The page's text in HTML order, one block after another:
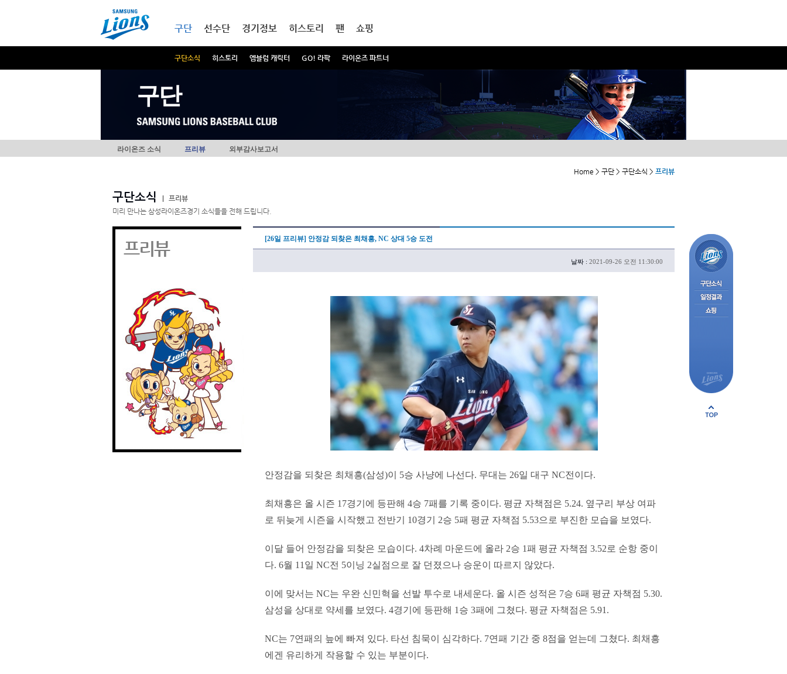
구단
구단소식 히스토리 엠블럼 캐릭터 GO! 라팍 라이온즈 파트너
선수단 경기정보 히스토리 팬 쇼핑
구단
라이온즈 소식 프리뷰 외부감사보고서
Home > 구단 > 구단소식 > 프리뷰
구단소식
프리뷰
미리 만나는 삼성라이온즈경기 소식들을 전해 드립니다.
프리뷰 [26일 프리뷰] 안정감 되찾은 최채흥, NC 상대 5승 도전
날짜 : 2021-09-26 오전 11:30:00
안정감을 되찾은 최채흥(삼성)이 5승 사냥에 나선다. 무대는 26일 대구 NC전이다.
최채흥은 올 시즌 17경기에 등판해 4승 7패를 기록 중이다. 평균 자책점은 5.24. 옆구리 부상 여파
로 뒤늦게 시즌을 시작했고 전반기 10경기 2승 5패 평균 자책점 5.53으로 부진한 모습을 보였다.
이달 들어 안정감을 되찾은 모습이다. 4차례 마운드에 올라 2승 1패 평균 자책점 3.52로 순항 중이
다. 6월 11일 NC전 5이닝 2실점으로 잘 던졌으나 승운이 따르지 않았다.
이에 맞서는 NC는 우완 신민혁을 선발 투수로 내세운다. 올 시즌 성적은 7승 6패 평균 자책점 5.30.
삼성을 상대로 약세를 보였다. 4경기에 등판해 1승 3패에 그쳤다. 평균 자책점은 5.91.
NC는 7연패의 늪에 빠져 있다. 타선 침묵이 심각하다. 7연패 기간 중 8점을 얻는데 그쳤다. 최채흥
에겐 유리하게 작용할 수 있는 부분이다.